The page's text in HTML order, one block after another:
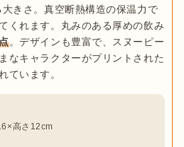
きさ。真空断熱構造の保温力で
くれます。丸みのある厚めの飲み
。デザインも豊富で、スヌーピー
なキャラクターがプリントされた
高さ12cm